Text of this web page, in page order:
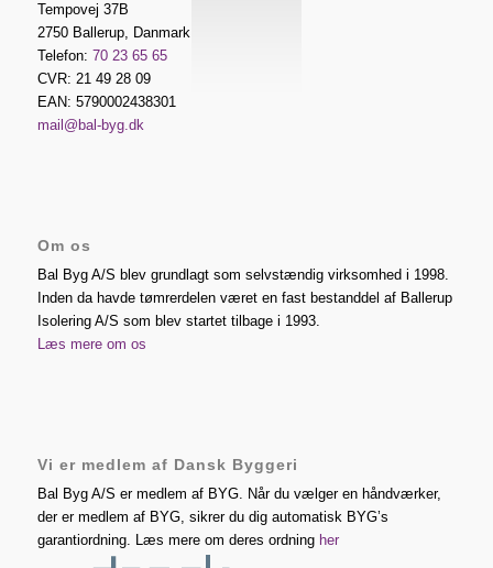
Tempovej 37B
2750 Ballerup, Danmark
Telefon: 70 23 65 65
CVR: 21 49 28 09
EAN: 5790002438301
mail@bal-byg.dk
Om os
Bal Byg A/S blev grundlagt som selvstændig virksomhed i 1998.
Inden da havde tømrerdelen været en fast bestanddel af Ballerup
Isolering A/S som blev startet tilbage i 1993.
Læs mere om os
Vi er medlem af Dansk Byggeri
Bal Byg A/S er medlem af BYG. Når du vælger en håndværker,
der er medlem af BYG, sikrer du dig automatisk BYG’s
garantiordning. Læs mere om deres ordning her